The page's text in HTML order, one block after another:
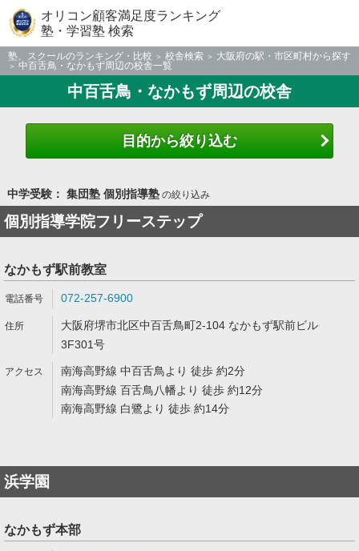
オリコン顧客満足度ランキング
塾・学習塾 検索
塾、スクールのランキング・比較 校舎検索
大阪府の駅・市区町村から探す
中百舌鳥・なかもず周辺の校舎一覧
中百舌鳥・なかもず周辺の校舎
目的から絞り込む
中学受験： 集団塾 個別指導塾の絞り込み
個別指導学院フリーステップ
なかもず駅前教室
072-257-6900
大阪府堺市北区中百舌鳥町2-104 なかもず駅前ビル
3F301号
南海高野線 中百舌鳥より 徒歩 約2分
南海高野線 百舌鳥八幡より 徒歩 約12分
南海高野線 白鷺より 徒歩 約14分
浜学園
なかもず本部